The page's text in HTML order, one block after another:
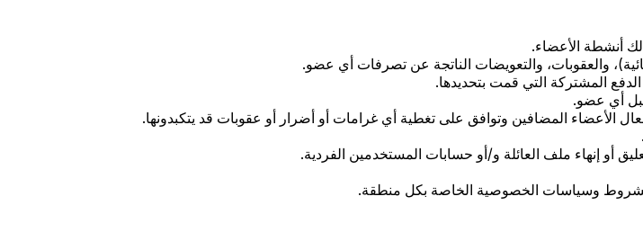
أنشطة الأعضاء.
والعقوبات، والتعويضات الناتجة عن تصرفات أي عضو.
أي عضو.
وسياسات الخصوصية الخاصة بكل منطقة.